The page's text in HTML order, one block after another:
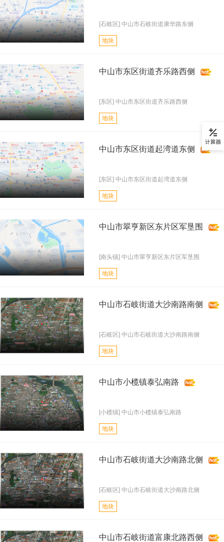
[石岐区] 中山市石岐街道康华路东侧
地块
中山市东区街道齐乐路西侧
[东区] 中山市东区街道齐乐路西侧
地块
中山市东区街道起湾道东侧
[东区] 中山市东区街道起湾道东侧
地块
中山市翠亨新区东片区军垦围
[南头镇] 中山市翠亨新区东片区军垦围
地块
中山市石岐街道大沙南路南侧
[石岐区] 中山市石岐街道大沙南路南侧
地块
中山市小榄镇泰弘南路
[小榄镇] 中山市小榄镇泰弘南路
地块
中山市石岐街道大沙南路北侧
[石岐区] 中山市石岐街道大沙南路北侧
地块
中山市石岐街道富康北路西侧